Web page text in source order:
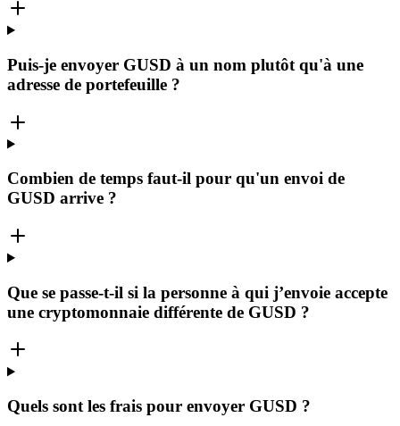
Puis-je envoyer GUSD à un nom plutôt qu'à une
adresse de portefeuille ?
Combien de temps faut-il pour qu'un envoi de
GUSD arrive ?
Que se passe-t-il si la personne à qui j’envoie accepte
une cryptomonnaie différente de GUSD ?
Quels sont les frais pour envoyer GUSD ?